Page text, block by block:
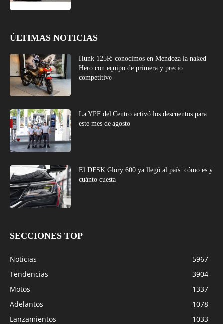
ÚLTIMAS NOTICIAS
Hunk 125R: conocimos en Mendoza la naked
Hero con equipo de primera y precio
competitivo
La YPF del Centro activó los descuentos para
este mes de agosto
El DFSK Glory 600 ya llegó al país: cómo es y
cuánto cuesta
SECCIONES TOP
Noticias
5967
Tendencias
3904
Motos
1337
Adelantos
1078
Lanzamientos
1033